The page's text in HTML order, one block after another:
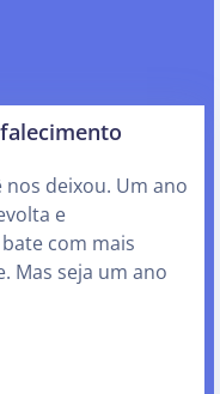
nos deixou. Um ano
e
com mais
Mas seja um ano